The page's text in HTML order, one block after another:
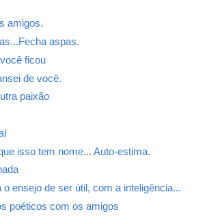
amigos.
aspas.
ficou
de você.
paixão
isso tem nome... Auto-estima.
o ensejo de ser útil, com a inteligência...
poéticos com os amigos